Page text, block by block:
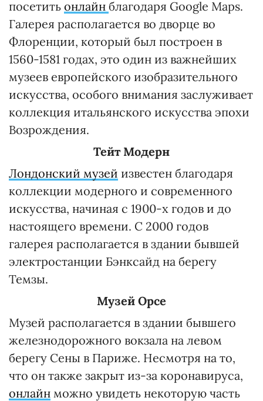
посетить онлайн благодаря Google Maps.
Галерея располагается во дворце во
Флоренции, который был построен в
1560-1581 годах, это один из важнейших
музеев европейского изобразительного
искусства, особого внимания заслуживает
коллекция итальянского искусства эпохи
Возрождения.
Тейт Модерн
Лондонский музей известен благодаря
коллекции модерного и современного
искусства, начиная с 1900-х годов и до
настоящего времени. С 2000 годов
галерея располагается в здании бывшей
электростанции Бэнксайд на берегу
Темзы.
Музей Орсе
Музей располагается в здании бывшего
железнодорожного вокзала на левом
берегу Сены в Париже. Несмотря на то,
что он также закрыт из-за коронавируса,
онлайн можно увидеть некоторую часть